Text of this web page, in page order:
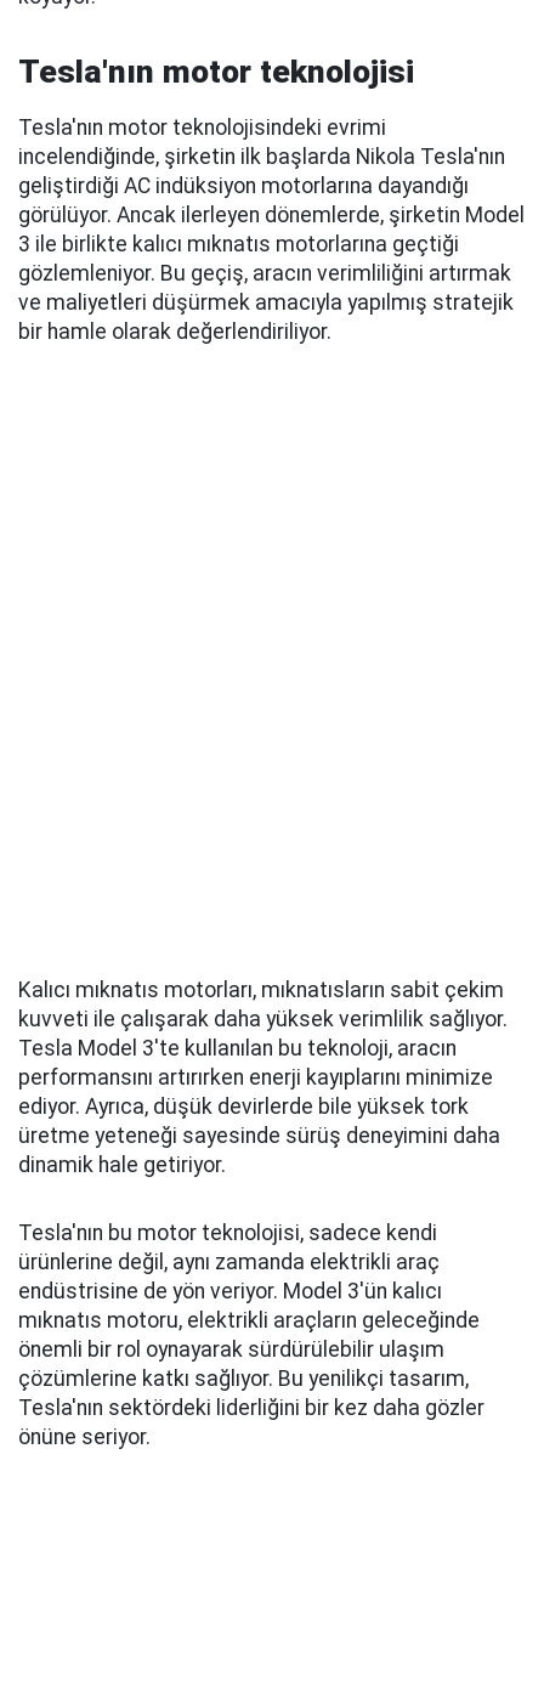
Tesla'nın motor teknolojisi
Tesla'nın motor teknolojisindeki evrimi
incelendiğinde, şirketin ilk başlarda Nikola Tesla'nın
geliştirdiği AC indüksiyon motorlarına dayandığı
görülüyor. Ancak ilerleyen dönemlerde, şirketin Model
3 ile birlikte kalıcı mıknatıs motorlarına geçtiği
gözlemleniyor. Bu geçiş, aracın verimliliğini artırmak
ve maliyetleri düşürmek amacıyla yapılmış stratejik
bir hamle olarak değerlendiriliyor.
Kalıcı mıknatıs motorları, mıknatısların sabit çekim
kuvveti ile çalışarak daha yüksek verimlilik sağlıyor.
Tesla Model 3'te kullanılan bu teknoloji, aracın
performansını artırırken enerji kayıplarını minimize
ediyor. Ayrıca, düşük devirlerde bile yüksek tork
üretme yeteneği sayesinde sürüş deneyimini daha
dinamik hale getiriyor.
Tesla'nın bu motor teknolojisi, sadece kendi
ürünlerine değil, aynı zamanda elektrikli araç
endüstrisine de yön veriyor. Model 3'ün kalıcı
mıknatıs motoru, elektrikli araçların geleceğinde
önemli bir rol oynayarak sürdürülebilir ulaşım
çözümlerine katkı sağlıyor. Bu yenilikçi tasarım,
Tesla'nın sektördeki liderliğini bir kez daha gözler
önüne seriyor.